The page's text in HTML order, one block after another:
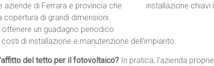
aziende di Ferrara e provincia che
copertura di grandi dimensioni.
ottenere un guadagno periodico
di installazione e manutenzione dell’impianto.
del tetto per il fotovoltaico? In pratica, l’azienda